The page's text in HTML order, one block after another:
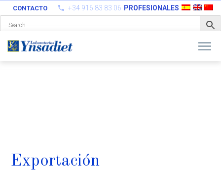
CONTACTO +34 916 83 83 06 PROFESIONALES
Exportación